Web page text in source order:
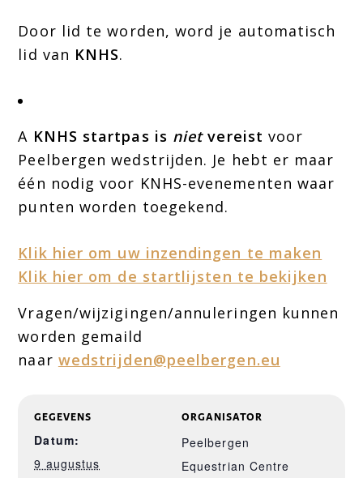
Door lid te worden, word je automatisch
lid van KNHS.
A KNHS startpas is nietvereist voor
Peelbergen wedstrijden. Je hebt er maar
één nodig voor KNHS-evenementen waar
punten worden toegekend.
Klik hier om uw inzendingen te maken
Klik hier om de startlijsten te bekijken
Vragen/wijzigingen/annuleringen kunnen
worden gemaild
naar wedstrijden@peelbergen.eu
GEGEVENS
Datum:
9 augustus
ORGANISATOR
Peelbergen
Equestrian Centre